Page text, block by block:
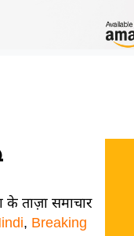
ताज़ा समाचार
, Breaking